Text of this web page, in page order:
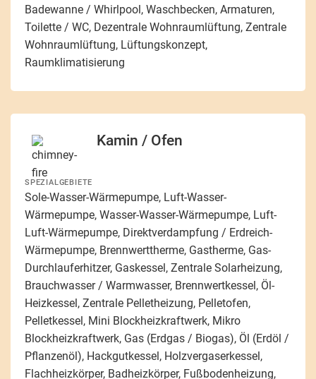
Badewanne / Whirlpool, Waschbecken, Armaturen,
Toilette / WC, Dezentrale Wohnraumlüftung, Zentrale
Wohnraumlüftung, Lüftungskonzept,
Raumklimatisierung
Kamin / Ofen
SPEZIALGEBIETE
Sole-Wasser-Wärmepumpe, Luft-Wasser-
Wärmepumpe, Wasser-Wasser-Wärmepumpe, Luft-
Luft-Wärmepumpe, Direktverdampfung / Erdreich-
Wärmepumpe, Brennwerttherme, Gastherme, Gas-
Durchlauferhitzer, Gaskessel, Zentrale Solarheizung,
Brauchwasser / Warmwasser, Brennwertkessel, Öl-
Heizkessel, Zentrale Pelletheizung, Pelletofen,
Pelletkessel, Mini Blockheizkraftwerk, Mikro
Blockheizkraftwerk, Gas (Erdgas / Biogas), Öl (Erdöl /
Pflanzenöl), Hackgutkessel, Holzvergaserkessel,
Flachheizkörper, Badheizkörper, Fußbodenheizung,